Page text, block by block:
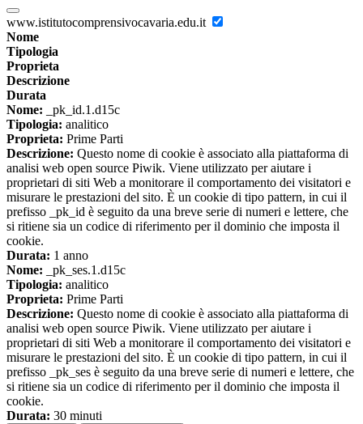
www.istitutocomprensivocavaria.edu.it
Nome
Tipologia
Proprieta
Descrizione
Durata
Nome: _pk_id.1.d15c
Tipologia: analitico
Proprieta: Prime Parti
Descrizione: Questo nome di cookie è associato alla piattaforma di
analisi web open source Piwik. Viene utilizzato per aiutare i
proprietari di siti Web a monitorare il comportamento dei visitatori e
misurare le prestazioni del sito. È un cookie di tipo pattern, in cui il
prefisso _pk_id è seguito da una breve serie di numeri e lettere, che
si ritiene sia un codice di riferimento per il dominio che imposta il
cookie.
Durata: 1 anno
Nome: _pk_ses.1.d15c
Tipologia: analitico
Proprieta: Prime Parti
Descrizione: Questo nome di cookie è associato alla piattaforma di
analisi web open source Piwik. Viene utilizzato per aiutare i
proprietari di siti Web a monitorare il comportamento dei visitatori e
misurare le prestazioni del sito. È un cookie di tipo pattern, in cui il
prefisso _pk_ses è seguito da una breve serie di numeri e lettere, che
si ritiene sia un codice di riferimento per il dominio che imposta il
cookie.
Durata: 30 minuti